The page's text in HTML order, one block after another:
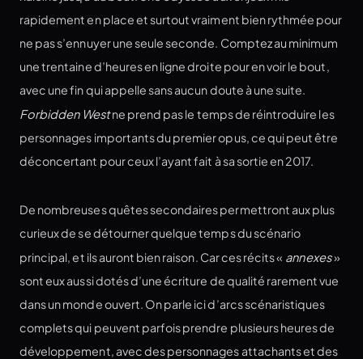
rapidement en place et surtout vraiment bien rythmée pour
ne pas s’ennuyer une seule seconde. Comptez au minimum
une trentaine d’heures en ligne droite pour en voir le bout,
avec une fin qui appelle sans aucun doute à une suite.
Forbidden Westne prend pas le temps de réintroduire les
personnages importants du premier opus, ce qui peut être
déconcertant pour ceux l’ayant fait à sa sortie en 2017.
De nombreuses quêtes secondaires permettront aux plus
curieux de se détourner quelque temps du scénario
principal, et ils auront bien raison. Car ces récits « annexes»
sont eux aussi dotés d’une écriture de qualité rarement vue
dans un monde ouvert. On parle ici d’arcs scénaristiques
complets qui peuvent parfois prendre plusieurs heures de
développement, avec des personnages attachants et des